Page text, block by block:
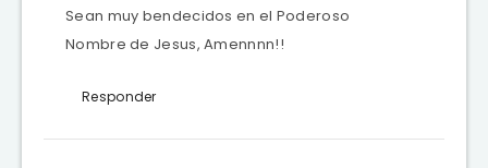
Sean muy bendecidos en el Poderoso
Nombre de Jesus, Amennnn!!
Responder